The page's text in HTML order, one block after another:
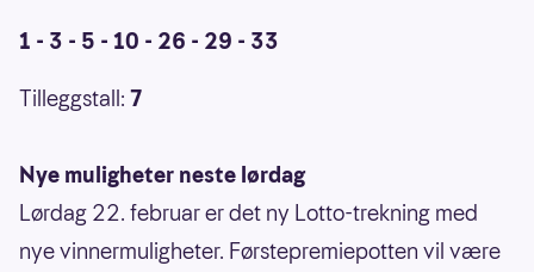
1 - 3 - 5 - 10 - 26 - 29 - 33
Tilleggstall: 7
Nye muligheter neste lørdag
Lørdag 22. februar er det ny Lotto-trekning med
nye vinnermuligheter. Førstepremiepotten vil være